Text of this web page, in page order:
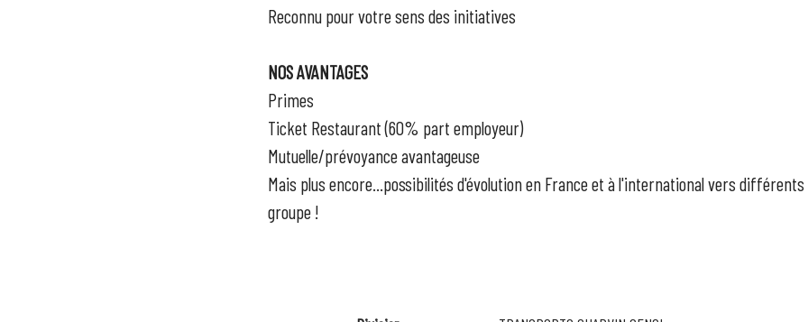
Reconnu pour votre sens des initiatives
NOS AVANTAGES
Primes
Ticket Restaurant (60% part employeur)
Mutuelle/prévoyance avantageuse
Mais plus encore...possibilités d'évolution en France et à l'international vers
groupe !